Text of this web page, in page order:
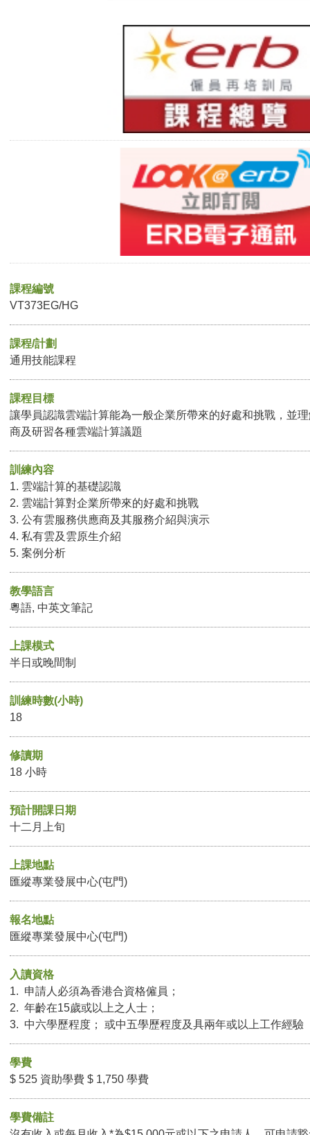
課程編號
VT373EG/HG
課程/計劃
通用技能課程
課程目標
讓學員認識雲端計算能為一般企業所帶來的好處和挑戰，並
商及研習各種雲端計算議題
訓練內容
1. 雲端計算的基礎認識
2. 雲端計算對企業所帶來的好處和挑戰
3. 公有雲服務供應商及其服務介紹與演示
4. 私有雲及雲原生介紹
5. 案例分析
教學語言
粵語, 中英文筆記
上課模式
半日或晚間制
訓練時數(小時)
18
修讀期
18 小時
預計開課日期
十二月上旬
上課地點
匯縱專業發展中心(屯門)
報名地點
匯縱專業發展中心(屯門)
入讀資格
1. 申請人必須為香港合資格僱員；
2. 年齡在15歲或以上之人士；
3. 中六學歷程度； 或中五學歷程度及具兩年或以上工作經驗
學費
$ 525 資助學費 $ 1,750 學費
學費備註